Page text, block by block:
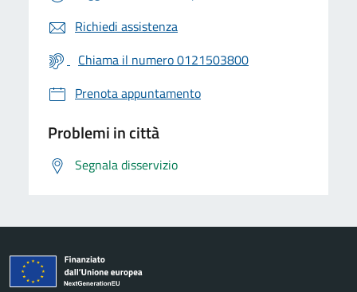
Richiedi assistenza
Chiama il numero 0121503800
Prenota appuntamento
Problemi in città
Segnala disservizio